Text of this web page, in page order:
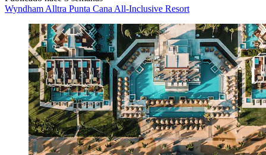
Wyndham Alltra Punta Cana All-Inclusive Resort